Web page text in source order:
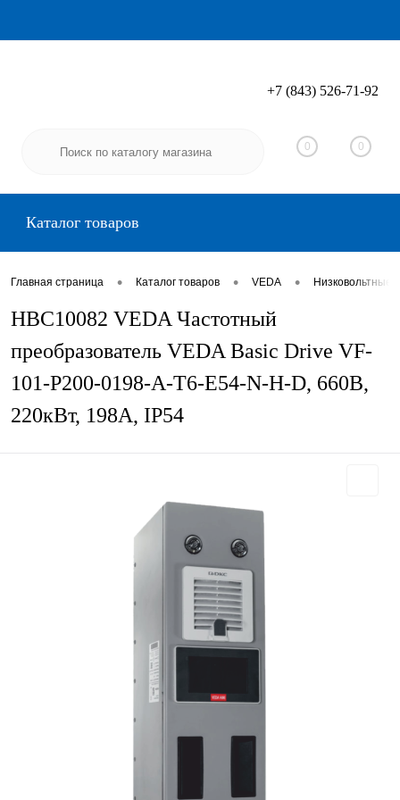
Вход Регистрация
+7 (843) 526-71-92
0 0
Каталог товаров
Главная страница • Каталог товаров • VEDA •
HBC10082 VEDA Частотный
преобразователь VEDA Basic Drive VF-
101-P200-0198-A-T6-E54-N-H-D, 660В,
220кВт, 198А, IP54